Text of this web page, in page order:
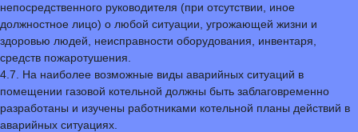
непосредственного руководителя (при отсутствии, иное
должностное лицо) о любой ситуации, угрожающей жизни и
здоровью людей, неисправности оборудования, инвентаря,
средств пожаротушения.
4.7. На наиболее возможные виды аварийных ситуаций в
помещении газовой котельной должны быть заблаговременно
разработаны и изучены работниками котельной планы действий в
аварийных ситуациях.